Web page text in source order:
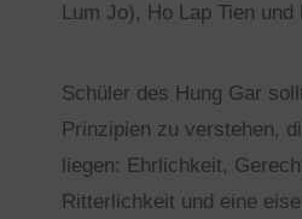
Lum Jo), Ho Lap Tien und
Schüler des Hung Gar
Prinzipien zu verstehen,
liegen: Ehrlichkeit,
Ritterlichkeit und eine